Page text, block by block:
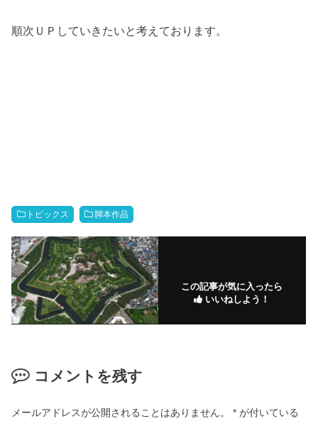
順次ＵＰしていきたいと考えております。
トピックス 脚本作品
この記事が気に入ったら
いいねしよう！
コメントを残す
メールアドレスが公開されることはありません。 * が付いている